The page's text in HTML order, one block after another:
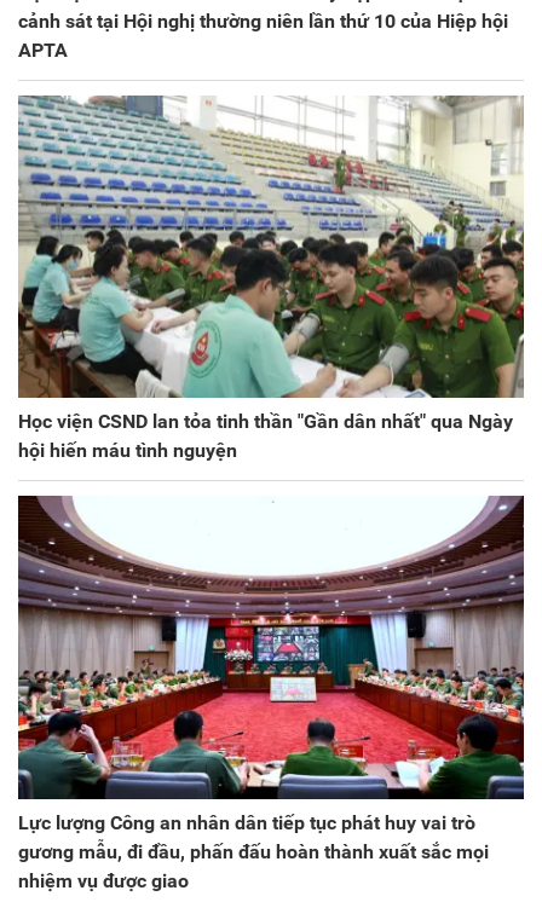
cảnh sát tại Hội nghị thường niên lần thứ 10 của Hiệp hội
APTA
Học viện CSND lan tỏa tinh thần "Gần dân nhất" qua Ngày
hội hiến máu tình nguyện
Lực lượng Công an nhân dân tiếp tục phát huy vai trò
gương mẫu, đi đầu, phấn đấu hoàn thành xuất sắc mọi
nhiệm vụ được giao